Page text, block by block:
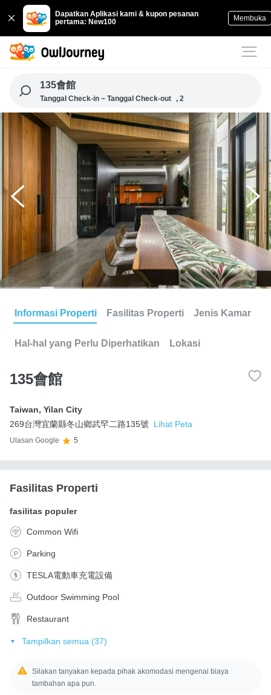
Dapatkan Aplikasi kami & kupon pesanan
pertama: New100
Membuka
135會館
Tanggal Check-in ~ Tanggal Check-out , 2
Informasi Properti Fasilitas Properti Jenis Kamar
Hal-hal yang Perlu Diperhatikan Lokasi
135會館
Taiwan, Yilan City
269台灣宜蘭縣冬山鄉武罕二路135號
Lihat Peta
Ulasan Google 5
Fasilitas Properti
fasilitas populer
Common Wifi
Parking
TESLA電動車充電設備
Outdoor Swimming Pool
Restaurant
Tampilkan semua (37)
Silakan tanyakan kepada pihak akomodasi mengenai biaya
tambahan apa pun.